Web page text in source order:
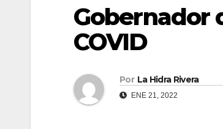
Gobernador
COVID
Por La Hidra Rivera
ENE 21, 2022